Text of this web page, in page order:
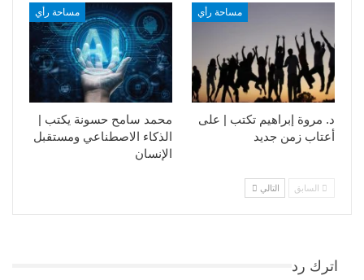
مساحة رأي
محمد سامح حسونة يكتب |
الذكاء الاصطناعي ومستقبل
الإنسان
مساحة رأي
د. مروة إبراهيم تكتب | على
أعتاب زمن جديد
السابق التالي
اترك رد